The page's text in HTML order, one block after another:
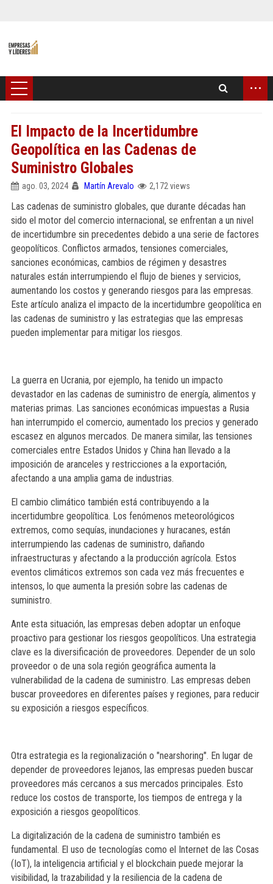
...
El Impacto de la Incertidumbre
Geopolítica en las Cadenas de
Suministro Globales
ago. 03, 2024 Martín Arevalo 2,172 views
Las cadenas de suministro globales, que durante décadas han
sido el motor del comercio internacional, se enfrentan a un nivel
de incertidumbre sin precedentes debido a una serie de factores
geopolíticos. Conflictos armados, tensiones comerciales,
sanciones económicas, cambios de régimen y desastres
naturales están interrumpiendo el flujo de bienes y servicios,
aumentando los costos y generando riesgos para las empresas.
Este artículo analiza el impacto de la incertidumbre geopolítica en
las cadenas de suministro y las estrategias que las empresas
pueden implementar para mitigar los riesgos.
La guerra en Ucrania, por ejemplo, ha tenido un impacto
devastador en las cadenas de suministro de energía, alimentos y
materias primas. Las sanciones económicas impuestas a Rusia
han interrumpido el comercio, aumentado los precios y generado
escasez en algunos mercados. De manera similar, las tensiones
comerciales entre Estados Unidos y China han llevado a la
imposición de aranceles y restricciones a la exportación,
afectando a una amplia gama de industrias.
El cambio climático también está contribuyendo a la
incertidumbre geopolítica. Los fenómenos meteorológicos
extremos, como sequías, inundaciones y huracanes, están
interrumpiendo las cadenas de suministro, dañando
infraestructuras y afectando a la producción agrícola. Estos
eventos climáticos extremos son cada vez más frecuentes e
intensos, lo que aumenta la presión sobre las cadenas de
suministro.
Ante esta situación, las empresas deben adoptar un enfoque
proactivo para gestionar los riesgos geopolíticos. Una estrategia
clave es la diversificación de proveedores. Depender de un solo
proveedor o de una sola región geográfica aumenta la
vulnerabilidad de la cadena de suministro. Las empresas deben
buscar proveedores en diferentes países y regiones, para reducir
su exposición a riesgos específicos.
Otra estrategia es la regionalización o "nearshoring". En lugar de
depender de proveedores lejanos, las empresas pueden buscar
proveedores más cercanos a sus mercados principales. Esto
reduce los costos de transporte, los tiempos de entrega y la
exposición a riesgos geopolíticos.
La digitalización de la cadena de suministro también es
fundamental. El uso de tecnologías como el Internet de las Cosas
(IoT), la inteligencia artificial y el blockchain puede mejorar la
visibilidad, la trazabilidad y la resiliencia de la cadena de